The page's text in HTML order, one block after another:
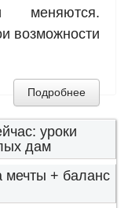
меняются.
возможности
Подробнее
уроки
дам
мечты + баланс